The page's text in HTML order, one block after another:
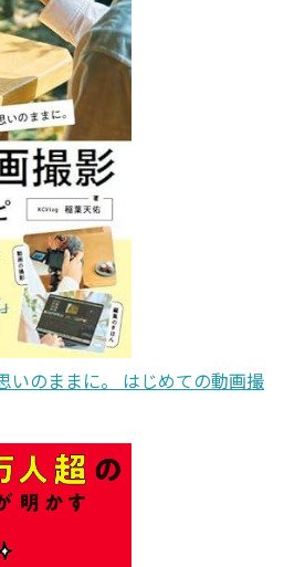
いのままに。 はじめての動画撮